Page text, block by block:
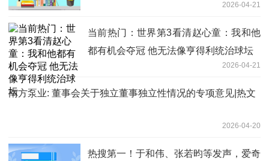
2026-04-21
当前热门：世界第3看清赵心童：我和他
都有机会夺冠 他无法像亨得利统治球坛
2026-04-21
南方泵业: 董事会关于独立董事独立性情况的专项意见|热文
2026-04-20
热搜第一！于和伟、张若昀等发声，爱奇